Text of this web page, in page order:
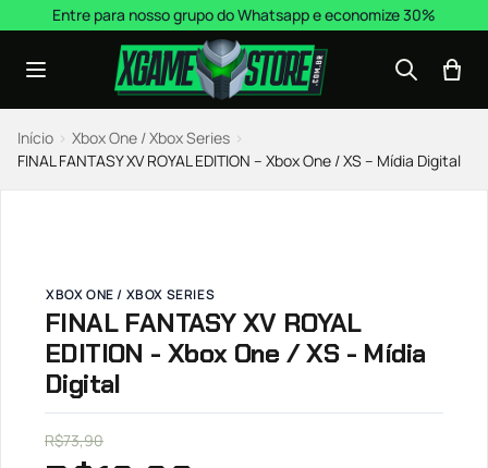
Pular para o conteúdo
Entre para nosso grupo do Whatsapp e economize 30%
Início › Xbox One / Xbox Series ›
FINAL FANTASY XV ROYAL EDITION – Xbox One / XS – Mídia Digital
XBOX ONE / XBOX SERIES
FINAL FANTASY XV ROYAL
EDITION - Xbox One / XS - Mídia
Digital
R$73,90